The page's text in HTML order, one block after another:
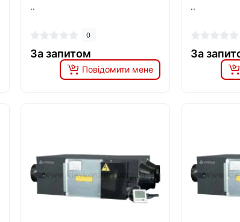
..
0
За запитом
Повідомити мене
..
За